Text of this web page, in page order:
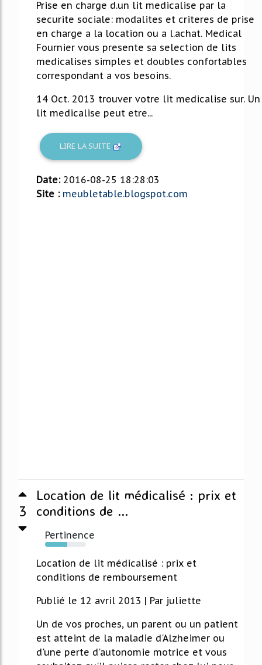
Prise en charge d.un lit medicalise par la
securite sociale: modalites et criteres de prise
en charge a la location ou a l.achat. Medical
Fournier vous presente sa selection de lits
medicalises simples et doubles confortables
correspondant a vos besoins.
14 Oct. 2013 trouver votre lit medicalise sur. Un
lit medicalise peut etre...
LIRE LA SUITE
Date: 2016-08-25 18:28:03
Site : meubletable.blogspot.com
3
Location de lit médicalisé : prix et
conditions de ...
Pertinence
54%
Location de lit médicalisé : prix et
conditions de remboursement
Publié le 12 avril 2013 | Par juliette
Un de vos proches, un parent ou un patient
est atteint de la maladie d'Alzheimer ou
d'une perte d'autonomie motrice et vous